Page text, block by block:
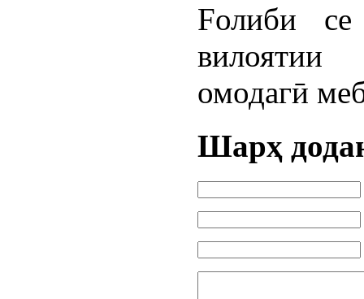
Fолиби
вилоятии
омодагӣ
Шарҳ